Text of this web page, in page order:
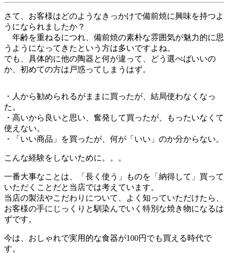
さて、お客様はどのようなきっかけで備前焼に興味を持つよ
うになられましたか？
年齢を重ねるにつれ、備前焼の素朴な雰囲気が魅力的に思
うようになってきたという方は多いですよね。
でも、具体的に他の陶器と何が違って、どう選べばいいの
か、初めての方は戸惑ってしまうはず。
・人から勧められるがままに買ったが、結局使わなくなっ
た。
・高いから良いと思い、奮発して買ったが、もったいなくて
使えない。
・「いい商品」を買ったが、何が「いい」のか分からない。
こんな経験をしないために。。。
一番大事なことは、「長く使う」ものを「納得して」買って
いただくことだと当店では考えています。
当店の製法やこだわりについて、よく知っていただけたら、
お客様の手にじっくりと馴染んでいく特別な焼き物になるは
ずです。
今は、おしゃれで実用的な食器が100円でも買える時代で
す。